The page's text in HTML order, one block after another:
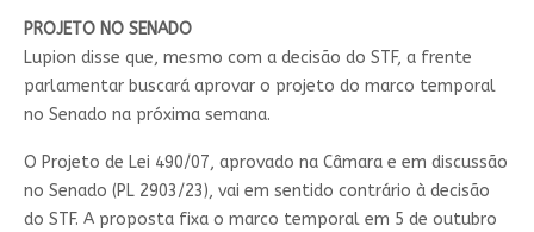
PROJETO NO SENADO
Lupion disse que, mesmo com a decisão do STF, a frente
parlamentarbuscará aprovar o projeto do marco temporal
no Senado na próxima semana.
O Projeto de Lei 490/07, aprovado na Câmara e em discussão
no Senado (PL 2903/23), vai em sentido contrário à decisão
do STF. A proposta fixa o marco temporal em 5 de outubro